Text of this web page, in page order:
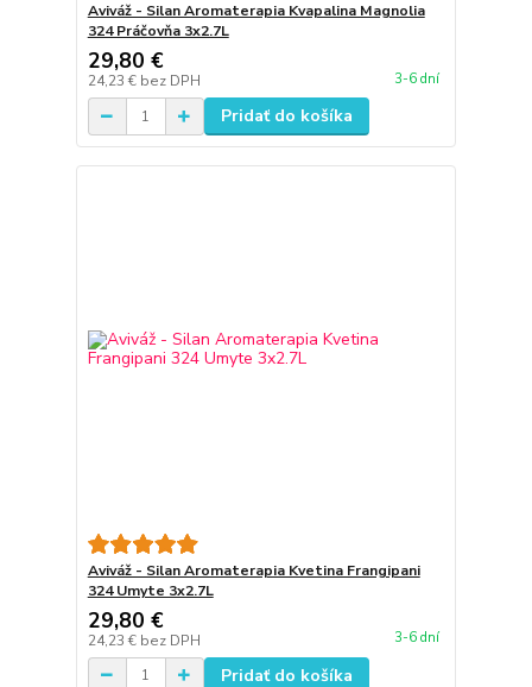
Aviváž - Silan Aromaterapia Kvapalina Magnolia
324 Práčovňa 3x2.7L
29,80 €
24,23 € bez DPH 3-6 dní
Pridať do košíka
Aviváž - Silan Aromaterapia Kvetina Frangipani
324 Umyte 3x2.7L
29,80 €
24,23 € bez DPH 3-6 dní
Pridať do košíka